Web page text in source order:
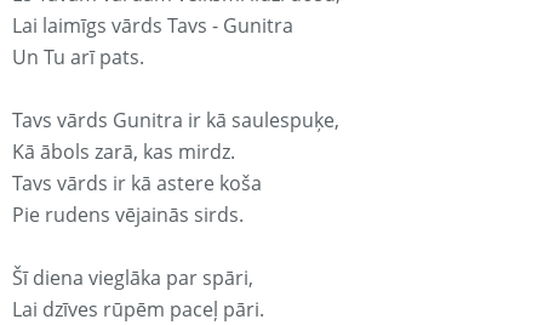
Lai laimīgs vārds Tavs - Gunitra
Un Tu arī pats.
Tavs vārds Gunitra ir kā saulespuķe,
Kā ābols zarā, kas mirdz.
Tavs vārds ir kā astere koša
Pie rudens vējainās sirds.
Šī diena vieglāka par spāri,
Lai dzīves rūpēm paceļ pāri.